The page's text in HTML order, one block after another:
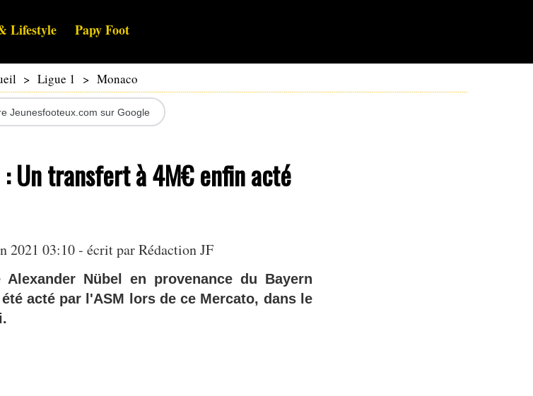
Lifestyle Papy Foot
> Ligue 1 > Monaco
Jeunesfooteux.com sur Google
Un transfert à 4M€ enfin acté
2021 03:10 - écrit par Rédaction JF
Nübel en provenance du Bayern
acté par l'ASM lors de ce Mercato, dans le